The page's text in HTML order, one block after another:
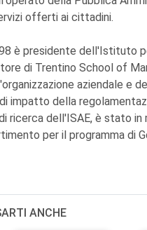
offerti ai cittadini.
è presidente dell'Istituto
di Trentino School of
aziendale e
impatto della
ricerca dell'ISAE, è stato
per il programma di
ANCHE